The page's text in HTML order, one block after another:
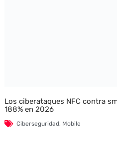
Los ciberataques NFC contra
188% en 2026
Ciberseguridad, Mobile